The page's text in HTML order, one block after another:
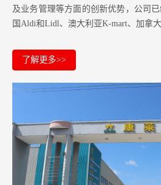
及业务管理等方面的创新优势，公司
国Aldi和Lidl、澳大利亚K-mart、加拿大
了解更多>>